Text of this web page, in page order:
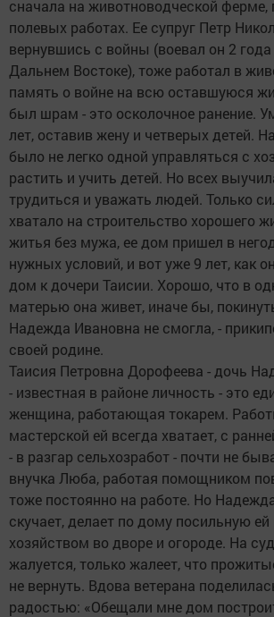
сначала на животноводческой ферме,
полевых работах. Ее супруг Петр
вернувшись с войны (воевал он 2
Дальнем Востоке), тоже работал в
память о войне на всю оставшуюся
был шрам - это осколочное ранение.
лет, оставив жену и четверых детей.
было не легко одной управляться с
растить и учить детей. Но всех
трудиться и уважать людей. Только
хватало на строительство хорошего
житья без мужа, ее дом пришел в
нужных условий, и вот уже 9 лет, как
дом к дочери Таисии. Хорошо, что в
матерью она живет, иначе бы,
Надежда Ивановна не смогла, -
своей родине.
Таисия Петровна Дорофеева - дочь
- известная в районе личность - это
женщина, работающая токарем.
мастерской ей всегда хватает, с
- в разгар сельхозработ - почти не
внучка Люба, работая помощником
тоже постоянно на работе. Но
скучает, делает по дому посильную ей
хозяйством во дворе и огороде. На
жалуется, только жалеет, что
не вернуть. Вдова ветерана
радостью: «Обещали мне дом